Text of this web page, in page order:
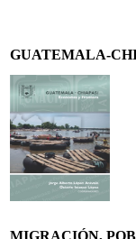
GUATEMALA-